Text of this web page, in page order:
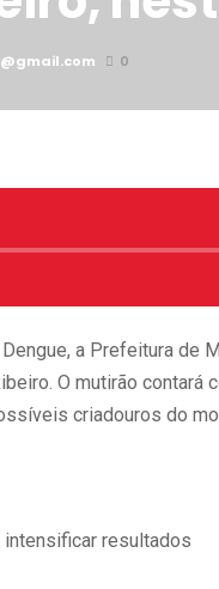
0
a Prefeitura de
O mutirão contará
criadouros do
intensificar resultados